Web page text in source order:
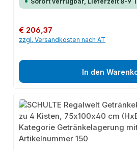
Getränkekisten.PERFEKTES MAßAnders als bei
Hauses.Unsere Regale werden ohne chemische
Weichmacher nach streng überwachten
produziert. So können wir eine gleichbleibende,
schwarz/silber
Regulärer Preis:
€ 206,37
zzgl. Versandkosten nach AT
In den